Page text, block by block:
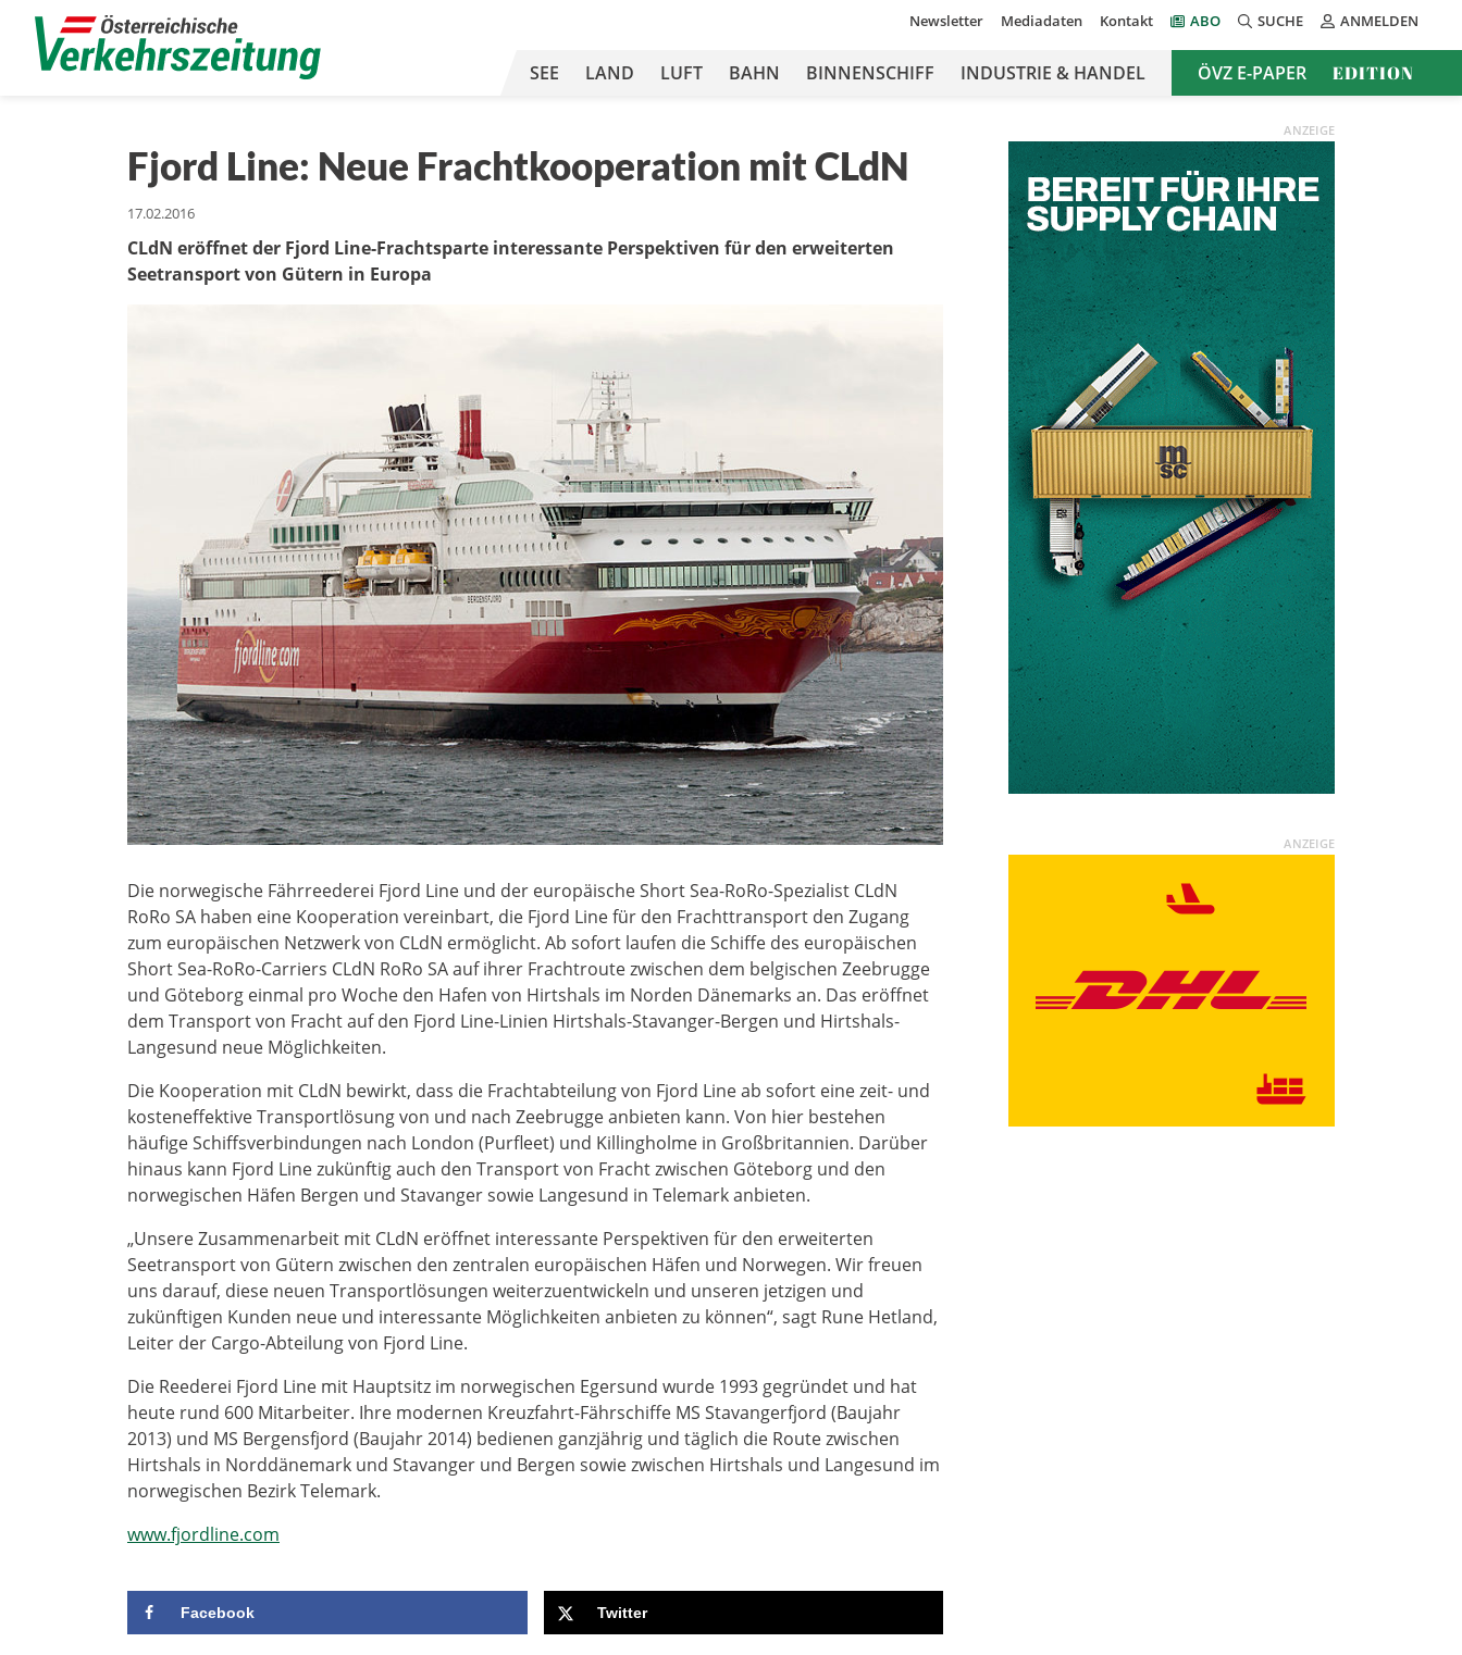
Newsletter Mediadaten Kontakt ABO SUCHE ANMELDEN
SEE LAND LUFT BAHN BINNENSCHIFF INDUSTRIE & HANDEL ÖVZ E-PAPER EDITION
Fjord Line: Neue Frachtkooperation mit CLdN
17.02.2016
CLdN eröffnet der Fjord Line-Frachtsparte interessante Perspektiven für den erweiterten
Seetransport von Gütern in Europa
Die norwegische Fährreederei Fjord Line und der europäische Short Sea-RoRo-Spezialist CLdN
RoRo SA haben eine Kooperation vereinbart, die Fjord Line für den Frachttransport den Zugang
zum europäischen Netzwerk von CLdN ermöglicht. Ab sofort laufen die Schiffe des europäischen
Short Sea-RoRo-Carriers CLdN RoRo SA auf ihrer Frachtroute zwischen dem belgischen Zeebrugge
und Göteborg einmal pro Woche den Hafen von Hirtshals im Norden Dänemarks an. Das eröffnet
dem Transport von Fracht auf den Fjord Line-Linien Hirtshals-Stavanger-Bergen und Hirtshals-
Langesund neue Möglichkeiten.
Die Kooperation mit CLdN bewirkt, dass die Frachtabteilung von Fjord Line ab sofort eine zeit- und
kosteneffektive Transportlösung von und nach Zeebrugge anbieten kann. Von hier bestehen
häufige Schiffsverbindungen nach London (Purfleet) und Killingholme in Großbritannien. Darüber
hinaus kann Fjord Line zukünftig auch den Transport von Fracht zwischen Göteborg und den
norwegischen Häfen Bergen und Stavanger sowie Langesund in Telemark anbieten.
„Unsere Zusammenarbeit mit CLdN eröffnet interessante Perspektiven für den erweiterten
Seetransport von Gütern zwischen den zentralen europäischen Häfen und Norwegen. Wir freuen
uns darauf, diese neuen Transportlösungen weiterzuentwickeln und unseren jetzigen und
zukünftigen Kunden neue und interessante Möglichkeiten anbieten zu können“, sagt Rune Hetland,
Leiter der Cargo-Abteilung von Fjord Line.
Die Reederei Fjord Line mit Hauptsitz im norwegischen Egersund wurde 1993 gegründet und hat
heute rund 600 Mitarbeiter. Ihre modernen Kreuzfahrt-Fährschiffe MS Stavangerfjord (Baujahr
2013) und MS Bergensfjord (Baujahr 2014) bedienen ganzjährig und täglich die Route zwischen
Hirtshals in Norddänemark und Stavanger und Bergen sowie zwischen Hirtshals und Langesund im
norwegischen Bezirk Telemark.
www.fjordline.com
Facebook Twitter
ANZEIGE
ANZEIGE